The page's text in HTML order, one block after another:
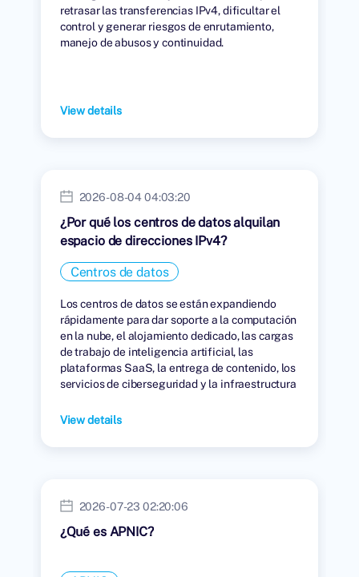
retrasar las transferencias IPv4, dificultar el
control y generar riesgos de enrutamiento,
manejo de abusos y continuidad.
View details
2026-08-04 04:03:20
¿Por qué los centros de datos alquilan
espacio de direcciones IPv4?
Centros de datos
Los centros de datos se están expandiendo
rápidamente para dar soporte a la computación
en la nube, el alojamiento dedicado, las cargas
de trabajo de inteligencia artificial, las
plataformas SaaS, la entrega de contenido, los
servicios de ciberseguridad y la infraestructura
View details
2026-07-23 02:20:06
¿Qué es APNIC?